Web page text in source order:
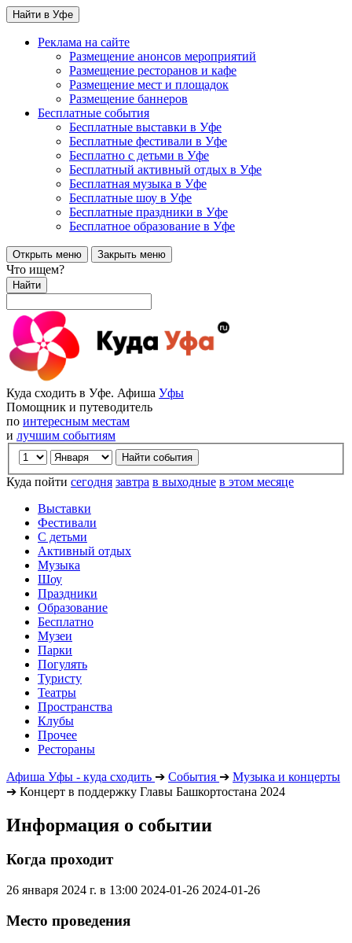
Найти в Уфе
Реклама на сайте
Размещение анонсов мероприятий
Размещение ресторанов и кафе
Размещение мест и площадок
Размещение баннеров
Бесплатные события
Бесплатные выставки в Уфе
Бесплатные фестивали в Уфе
Бесплатно с детьми в Уфе
Бесплатный активный отдых в Уфе
Бесплатная музыка в Уфе
Бесплатные шоу в Уфе
Бесплатные праздники в Уфе
Бесплатное образование в Уфе
Открыть меню Закрыть меню
Что ищем?
Найти
Куда сходить в Уфе. Афиша Уфы
Помощник и путеводитель
по интересным местам
и лучшим событиям
Куда пойти сегодня завтра в выходные в этом месяце
Выставки
Фестивали
С детьми
Активный отдых
Музыка
Шоу
Праздники
Образование
Бесплатно
Музеи
Парки
Погулять
Туристу
Театры
Пространства
Клубы
Прочее
Рестораны
Афиша Уфы - куда сходить ➔ События ➔ Музыка и концерты
➔ Концерт в поддержку Главы Башкортостана 2024
Информация о событии
Когда проходит
26 января 2024 г. в 13:00 2024-01-26 2024-01-26
Место проведения